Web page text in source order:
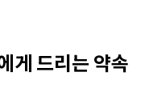
게 드리는 약속